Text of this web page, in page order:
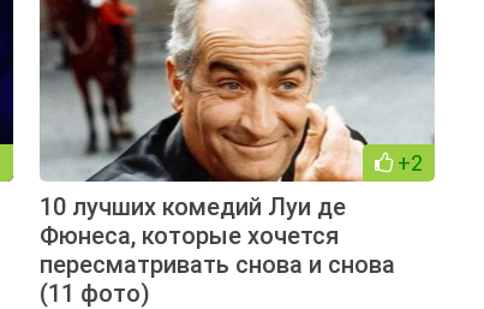
+2
10 лучших комедий Луи де
Фюнеса, которые хочется
пересматривать снова и снова
(11 фото)